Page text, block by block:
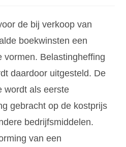
de bij verkoop van
boekwinsten een
vormen. Belastingheffing
daardoor uitgesteld. De
wordt als eerste
gebracht op de kostprijs
bedrijfsmiddelen.
van een